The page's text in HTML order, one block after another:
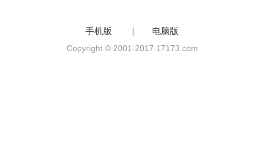
手机版 | 电脑版
Copyright © 2001-2017 17173.com